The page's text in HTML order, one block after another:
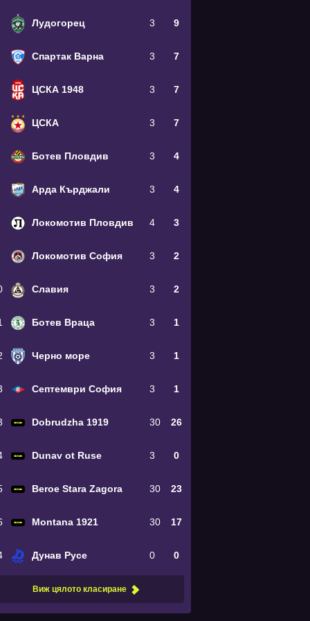
Лудогорец 3 9
Спартак Варна 3 7
ЦСКА 1948 3 7
ЦСКА 3 7
Ботев Пловдив 3 4
Арда Кърджали 3 4
Локомотив Пловдив 4 3
Локомотив София 3 2
Славия 3 2
Ботев Враца 3 1
Черно море 3 1
Септември София 3 1
Dobrudzha 1919 30 26
Dunav ot Ruse 3 0
Beroe Stara Zagora 30 23
Montana 1921 30 17
Дунав Русе 0 0
Виж цялото класиране